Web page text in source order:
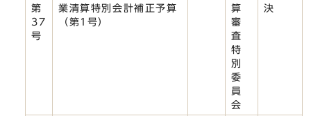
第
37
号
業清算特別会計補正予算
（第1号）
算
審
査
特
別
委
員
会
決